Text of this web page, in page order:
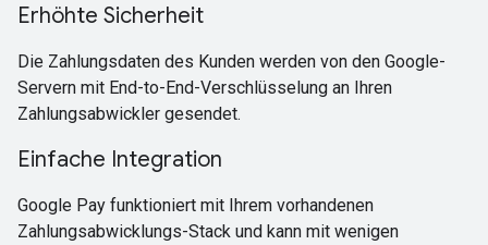
Erhöhte Sicherheit
Die Zahlungsdaten des Kunden werden von den Google-
Servern mit End-to-End-Verschlüsselung an Ihren
Zahlungsabwickler gesendet.
Einfache Integration
Google Pay funktioniert mit Ihrem vorhandenen
Zahlungsabwicklungs-Stack und kann mit wenigen